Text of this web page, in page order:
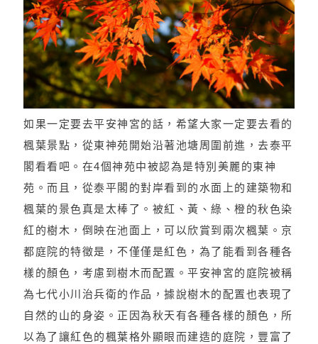
如果一定要去平安神宮的話，希望大家一定要去看的
楓葉景點，從東神苑開始沿著池塘周圍前進，去泰平
閣看看吧。在4個神苑中被認為是特別美麗的東神
苑。而且，從泰平閣的對岸看到的水面上的建築物和
楓葉的景色真是太棒了。被紅、黃、綠、橙的秋色染
紅的樹木，倒映在池面上，可以欣賞到兩次楓葉。京
都庭院的特徵是，不僅僅是紅色，為了能看到各種各
樣的顏色，考慮到樹木而配置。平安神宮的庭院被稱
為七代小川治兵衛的作品，據說樹木的配置也表現了
自然的山的身姿。正因為秋天有各種各樣的顏色，所
以為了讓紅色的楓葉格外顯眼而建造的庭院，豐富了